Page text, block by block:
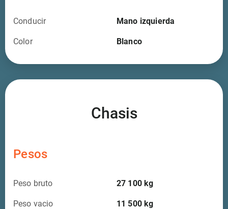
Conducir Mano izquierda
Color Blanco
Chasis
Pesos
Peso bruto 27 100kg
Peso vacio 11 500kg